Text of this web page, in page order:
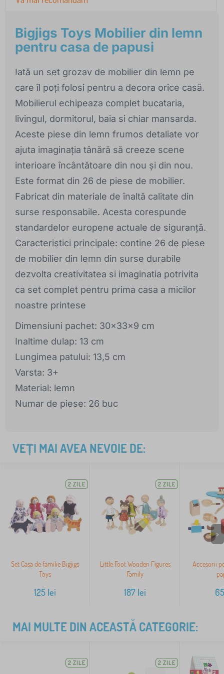
Bigjigs Toys Mobilier din lemn
pentru casa de papusi
Iată un set grozav de mobilier din lemn pe
care îl poți folosi pentru a decora orice casă.
Mobilierul echipeaza complet bucataria,
livingul, dormitorul, baia si chiar mansarda.
Aceste piese din lemn frumos detaliate vor
ajuta imaginația tânără să creeze scene
interioare încântătoare din nou și din nou.
Este format din 26 de piese de mobilier.
Fabricat din materiale de înaltă calitate din
surse responsabile. Acesta corespunde
standardelor europene actuale de siguranță.
Caracteristici principale: contine 26 de piese
de mobilier din lemn din surse durabile
dezvolta creativitatea si imaginatia potrivita
ca set complet pentru prima casa a micilor
noastre printese
Dimensiuni pachet: 30x33x9 cm
Inaltime dulap: 13 cm
Lungimea patului: 13,5 cm
Varsta: 3+
Material: lemn
Numar de piese: 26 buc
VEȚI MAI AVEA NEVOIE DE:
2 ZILE
Set Casa de familie Bigjigs
Toys
125 lei
2 ZILE
Little Foot Wooden Figures
Family
187 lei
Accesorii
65
>
MAI MULTE DIN ACEASTĂ CATEGORIE:
2 ZILE 2 ZILE